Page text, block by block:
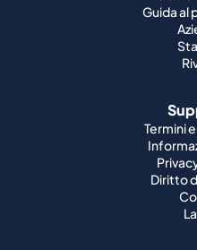
Guida al
Termini
Diritto